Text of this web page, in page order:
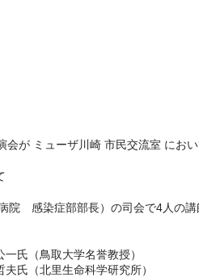
が ミューザ川崎 市民交流室 におい
感染症部部長）の司会で4人の講
氏（鳥取大学名誉教授）
氏（北里生命科学研究所）